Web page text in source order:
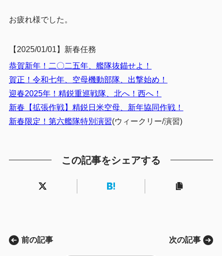
お疲れ様でした。
【2025/01/01】新春任務
恭賀新年！二〇二五年、艦隊抜錨せよ！
賀正！令和七年、空母機動部隊、出撃始め！
迎春2025年！精鋭重巡戦隊、北へ！西へ！
新春【拡張作戦】精鋭日米空母、新年協同作戦！
新春限定！第六艦隊特別演習(ウィークリー/演習)
この記事をシェアする
前の記事 次の記事